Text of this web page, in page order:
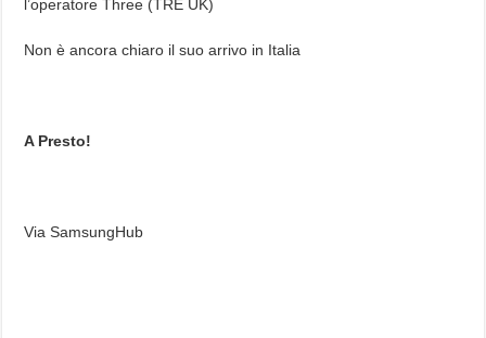
l’operatore Three (TRE UK)
Non è ancora chiaro il suo arrivo in Italia
A Presto!
Via SamsungHub